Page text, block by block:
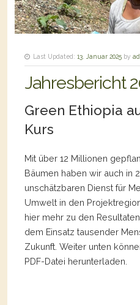
Last Updated: 13. Januar 2025 by
Jahresbericht
Green Ethiopia
Kurs
Mit über 12 Millionen
Bäumen haben wir auch in
unschätzbaren Dienst für
Umwelt in den
hier mehr zu den
dem Einsatz tausender
Zukunft. Weiter unten
PDF-Datei herunterladen.